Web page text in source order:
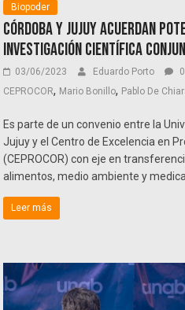
Biopoder
Córdoba y Jujuy acuerdan
investigación científica
03/06/2023 Eduardo Porto
CEPROCOR, Mario Bonillo, Pablo De
Es parte de un convenio entre la
Jujuy y el Centro de Excelencia en
(CEPROCOR) con eje en
alimentos, medio ambiente y
Leer más